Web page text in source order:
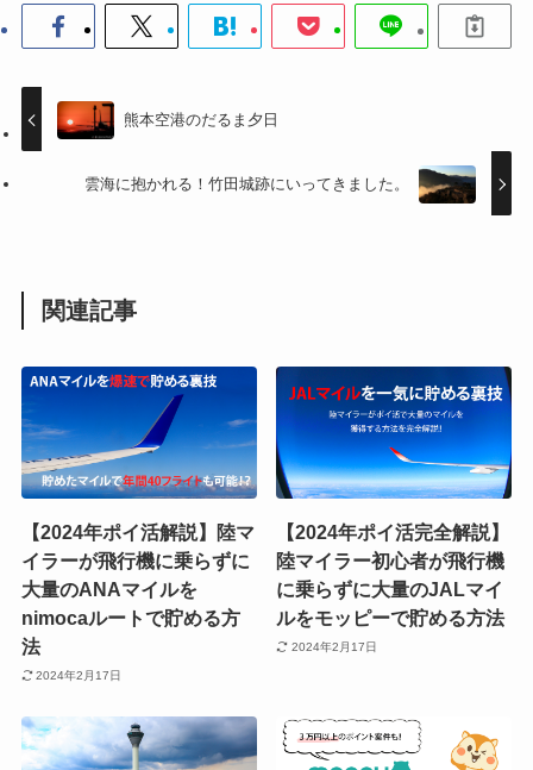
熊本空港のだるま夕日
雲海に抱かれる！竹田城跡にいってきました。
関連記事
【2024年ポイ活解説】陸マ
イラーが飛行機に乗らずに
大量のANAマイルを
nimocaルートで貯める方
法
2024年2月17日
【2024年ポイ活完全解説】
陸マイラー初心者が飛行機
に乗らずに大量のJALマイ
ルをモッピーで貯める方法
2024年2月17日